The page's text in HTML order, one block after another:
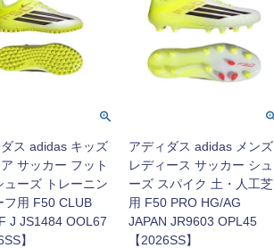
ス adidas キッズ
サッカー フット
ューズ トレーニン
フ用 F50 CLUB
J JS1484 OOL67
】
アディダス adidas メンズ
レディース サッカー シュ
ーズ スパイク 土・人工芝
用 F50 PRO HG/AG
JAPAN JR9603 OPL45
【2026SS】